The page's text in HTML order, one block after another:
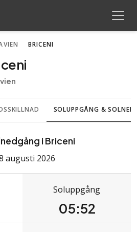
BRICENI
SOLUPPGÅNG &
i Briceni
augusti 2026
Soluppgång
05:52